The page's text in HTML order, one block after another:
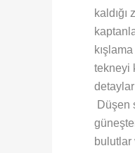
kaldığı
tekneyi
Düşen
bulutlar